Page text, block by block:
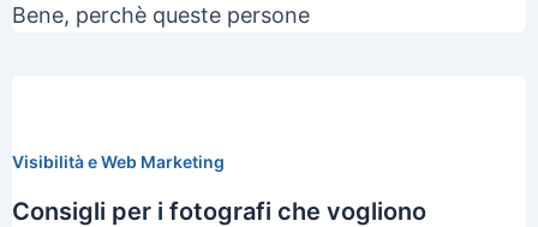
Bene, perchè queste persone
Visibilità e Web Marketing
Consigli per i fotografi che vogliono